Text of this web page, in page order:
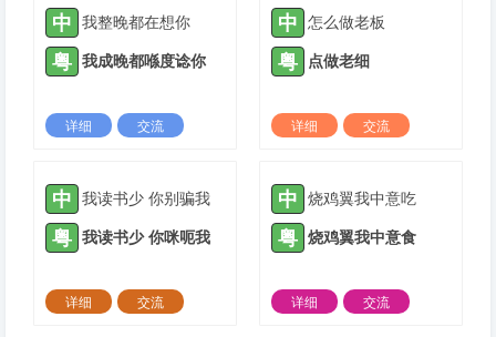
中 我整晚都在想你
粤 我成晚都喺度谂你
详细
交流
中 怎么做老板
粤 点做老细
详细
交流
中 我读书少 你别骗我
粤 我读书少 你咪呃我
详细
交流
中 烧鸡翼我中意吃
粤 烧鸡翼我中意食
详细
交流